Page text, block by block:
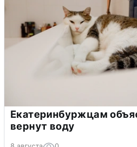
Екатеринбуржцам
вернут воду